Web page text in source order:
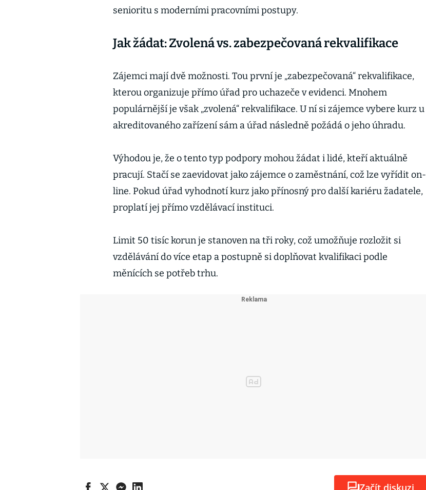
senioritu s moderními pracovními postupy.
Jak žádat: Zvolená vs. zabezpečovaná rekvalifikace
Zájemci mají dvě možnosti. Tou první je „zabezpečovaná“ rekvalifikace,
kterou organizuje přímo úřad pro uchazeče v evidenci. Mnohem
populárnější je však „zvolená“ rekvalifikace. U ní si zájemce vybere kurz u
akreditovaného zařízení sám a úřad následně požádá o jeho úhradu.
Výhodou je, že o tento typ podpory mohou žádat i lidé, kteří aktuálně
pracují. Stačí se zaevidovat jako zájemce o zaměstnání, což lze vyřídit on-
line. Pokud úřad vyhodnotí kurz jako přínosný pro další kariéru žadatele,
proplatí jej přímo vzdělávací instituci.
Limit 50 tisíc korun je stanoven na tři roky, což umožňuje rozložit si
vzdělávání do více etap a postupně si doplňovat kvalifikaci podle
měnících se potřeb trhu.
Začít diskuzi